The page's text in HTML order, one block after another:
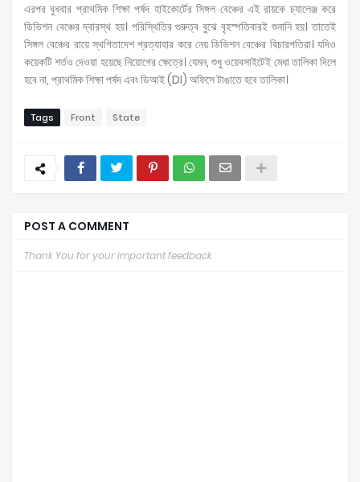
এরপর বুধবার প্রাথমিক শিক্ষা পর্ষদ হাইকোর্টের সিঙ্গল বেঞ্চের এই রায়কে চ্যালেঞ্জ করে
ডিভিশন বেঞ্চের দ্বারস্থ হয়। পরিস্থিতির গুরুত্ব বুঝে বৃহস্পতিবারই শুনানি হয়। তাতেই
সিঙ্গল বেঞ্চের রায়ে স্থগিতাদেশ প্রত্যাহার করে নেয় ডিভিশন বেঞ্চের বিচারপতিরা। যদিও
কয়েকটি শর্তও দেওয়া হয়েছে নিয়োগের ক্ষেত্রে। যেমন, শুধু ওয়েবসাইটেই মেধা তালিকা দিলে
হবে না, প্রাথমিক শিক্ষা পর্ষদ এবং ডিআই (DI) অফিসে টাঙাতে হবে তালিকা।
Tags Front State
POST A COMMENT
Thank You for your important feedback